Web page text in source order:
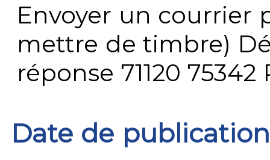
Envoyer un courrier
mettre de timbre)
réponse 71120 75342
Date de publication